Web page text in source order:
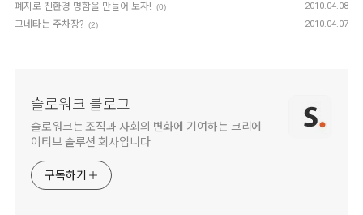
폐지로 친환경 명함을 만들어 보자! (0) 2010.04.08
그네타는 주차장? (2) 2010.04.07
슬로워크 블로그
슬로워크는 조직과 사회의 변화에 기여하는 크리에
이티브 솔루션 회사입니다
구독하기